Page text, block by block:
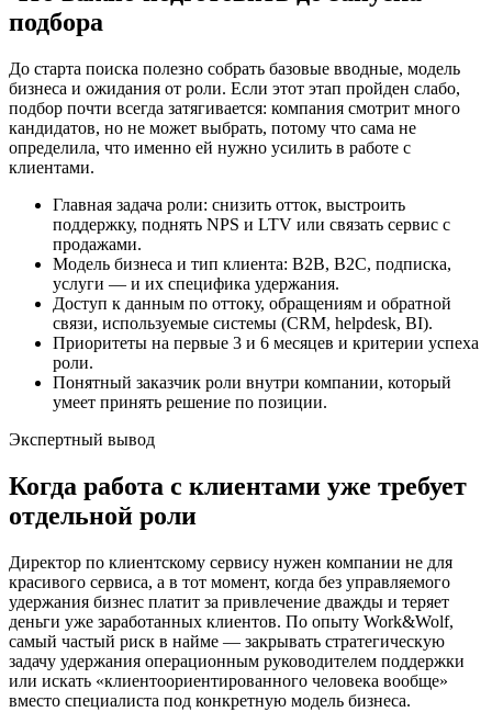
подбора
До старта поиска полезно собрать базовые вводные, модель
бизнеса и ожидания от роли. Если этот этап пройден слабо,
подбор почти всегда затягивается: компания смотрит много
кандидатов, но не может выбрать, потому что сама не
определила, что именно ей нужно усилить в работе с
клиентами.
Главная задача роли: снизить отток, выстроить
поддержку, поднять NPS и LTV или связать сервис с
продажами.
Модель бизнеса и тип клиента: B2B, B2C, подписка,
услуги — и их специфика удержания.
Доступ к данным по оттоку, обращениям и обратной
связи, используемые системы (CRM, helpdesk, BI).
Приоритеты на первые 3 и 6 месяцев и критерии успеха
роли.
Понятный заказчик роли внутри компании, который
умеет принять решение по позиции.
Экспертный вывод
Когда работа с клиентами уже требует
отдельной роли
Директор по клиентскому сервису нужен компании не для
красивого сервиса, а в тот момент, когда без управляемого
удержания бизнес платит за привлечение дважды и теряет
деньги уже заработанных клиентов. По опыту Work&Wolf,
самый частый риск в найме — закрывать стратегическую
задачу удержания операционным руководителем поддержки
или искать «клиентоориентированного человека вообще»
вместо специалиста под конкретную модель бизнеса.